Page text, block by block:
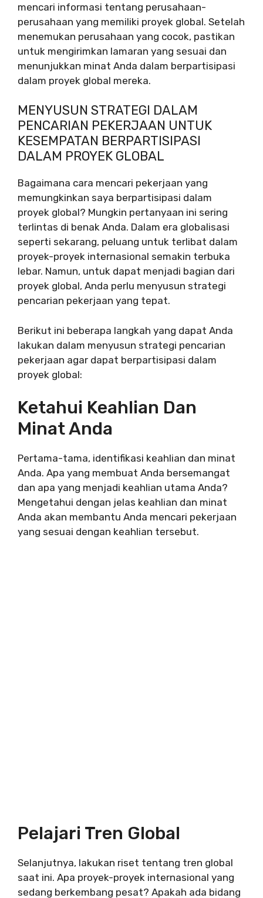
mencari informasi tentang perusahaan-
perusahaan yang memiliki proyek global. Setelah
menemukan perusahaan yang cocok, pastikan
untuk mengirimkan lamaran yang sesuai dan
menunjukkan minat Anda dalam berpartisipasi
dalam proyek global mereka.
MENYUSUN STRATEGI DALAM
PENCARIAN PEKERJAAN UNTUK
KESEMPATAN BERPARTISIPASI
DALAM PROYEK GLOBAL
Bagaimana cara mencari pekerjaan yang
memungkinkan saya berpartisipasi dalam
proyek global? Mungkin pertanyaan ini sering
terlintas di benak Anda. Dalam era globalisasi
seperti sekarang, peluang untuk terlibat dalam
proyek-proyek internasional semakin terbuka
lebar. Namun, untuk dapat menjadi bagian dari
proyek global, Anda perlu menyusun strategi
pencarian pekerjaan yang tepat.
Berikut ini beberapa langkah yang dapat Anda
lakukan dalam menyusun strategi pencarian
pekerjaan agar dapat berpartisipasi dalam
proyek global:
Ketahui Keahlian Dan
Minat Anda
Pertama-tama, identifikasi keahlian dan minat
Anda. Apa yang membuat Anda bersemangat
dan apa yang menjadi keahlian utama Anda?
Mengetahui dengan jelas keahlian dan minat
Anda akan membantu Anda mencari pekerjaan
yang sesuai dengan keahlian tersebut.
Pelajari Tren Global
Selanjutnya, lakukan riset tentang tren global
saat ini. Apa proyek-proyek internasional yang
sedang berkembang pesat? Apakah ada bidang